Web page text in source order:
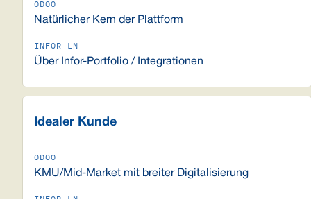
Natürlicher Kern der Plattform
Über Infor-Portfolio / Integrationen
Idealer Kunde
KMU/Mid-Market mit breiter Digitalisierung